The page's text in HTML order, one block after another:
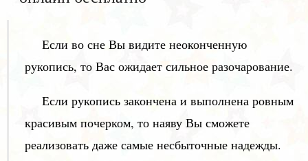
Если во сне Вы видите неоконченную
рукопись, то Вас ожидает сильное разочарование.
Если рукопись закончена и выполнена ровным
красивым почерком, то наяву Вы сможете
реализовать даже самые несбыточные надежды.